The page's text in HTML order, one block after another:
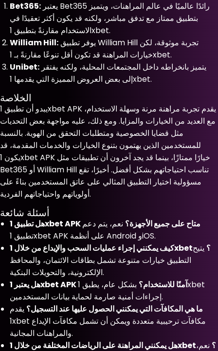
Bet365:
بتطبيق ممتاز مع تدفق مباشر، ولكنه قد يكون أكثر تعقيدًا في
الاستخدام مقارنةً بتطبيق 1xbet.
William Hill:
خيارات المراهنة قد تكون أقل تنوعًا مقارنةً بـ 1xbet.
Unibet:
إلى بعض العروض المميزة التي يقدمها 1xbet.
الخلاصة
يبدو أن تطبيق 1xbet APK يقدم تجربة مراهنة مرنة وسهلة الاستخدام،
مع العديد من الخيارات والمزايا. ومع ذلك، عليه مواجهة بعض التحديات
مثل قضايا الخصوصية ومتطلبات التحقق من الهوية. بالنسبة
للمستخدمين الذين يهتمون بتنوع الخيارات والخدمات المقدمة، قد
يكون 1xbet APK خيارًا ممتازًا، بينما قد يجد آخرون أن تطبيقات مثل
Bet365 أو William Hill تناسب احتياجاتهم بشكل أفضل. أخيرًا، تقع
مسؤولية اختيار التطبيق المثالي على عاتق المستخدمين بناءً على
أولوياتهم واحتياجاتهم الفردية.
أسئلة شائعة
هل تطبيق 1xbet APK متاح على جميع الأجهزة؟ نعم، يتم دعم
تطبيق 1xbet APK على أنظمة Android وiOS.
كيف يمكنني إجراء عمليات السحب والإيداع من خلال 1xbet؟ يتيح
التطبيق خيارات متنوعة تشمل بطاقات الائتمان، والمحافظ
الإلكترونية، والتحويلات البنكية.
هل يعتبر 1xbet APK آمنًا للاستخدام؟
بشكل عام، يطبق 1xbet
إجراءات أمنية صارمة لحماية بيانات المستخدمين.
ما هي المكافآت التي يمكنني الحصول عليها عند التسجيل؟ يقدم
1xbet مكافآت ترحيبية متعددة ويمكن أن تشمل مكافآت الإيداع
والمراهنات المجانية.
هل يمكنني المراهنة على الرياضات المختلفة من خلال 1xbet؟ نعم،